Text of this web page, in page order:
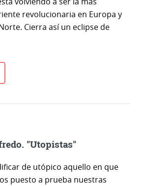
revolucionaria en Europa y
Cierra así un eclipse de
"Utopistas"
de utópico aquello en que
puesto a prueba nuestras